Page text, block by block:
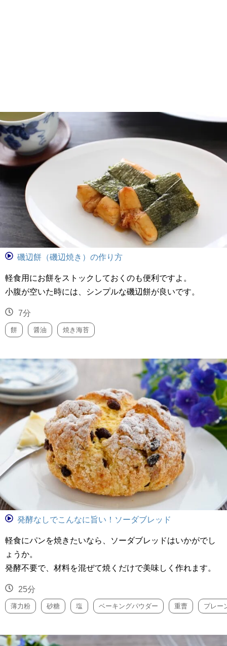
磯辺餅（磯辺焼き）の作り方
軽食用にお餅をストックしておくのも便利ですよ。
小腹が空いた時には、シンプルな磯辺餅が良いです。
7分
餅 醤油 焼き海苔
発酵なしでこんなに旨い！ソーダブレッド
軽食にパンを焼きたいなら、ソーダブレッドはいかがでし
ょうか。
発酵不要で、材料を混ぜて焼くだけで美味しく作れます。
25分
薄力粉 砂糖 塩 ベーキングパウダー 重曹 プレー